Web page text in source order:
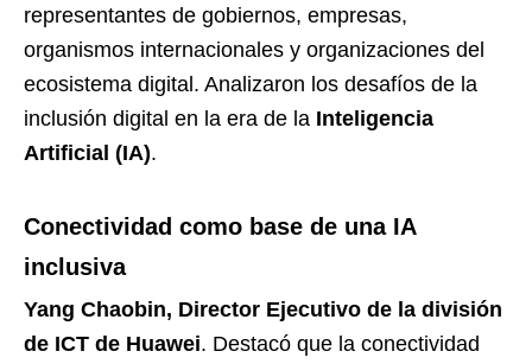
representantes de gobiernos, empresas,
organismos internacionales y organizaciones del
ecosistema digital. Analizaron los desafíos de la
inclusión digital en la era de la Inteligencia
Artificial (IA).
Conectividad como base de una IA
inclusiva
Yang Chaobin, Director Ejecutivo de la división
de ICT de Huawei. Destacó que la conectividad